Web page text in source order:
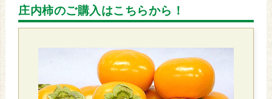
庄内柿のご購入はこちらから！